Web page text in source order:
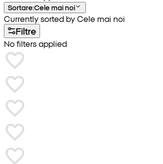
Sortare:Cele mai noi
Currently sorted by Cele mai noi
Filtre
No filters applied